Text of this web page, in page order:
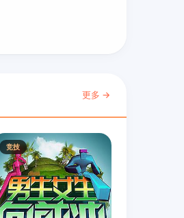
更多 →
竞技